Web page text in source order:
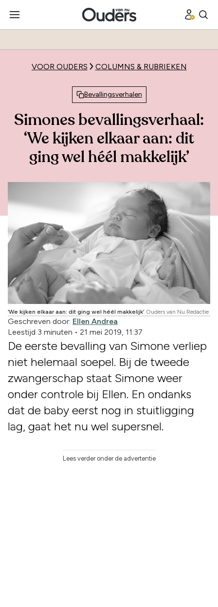
VOOR OUDERS COLUMNS & RUBRIEKEN
Bevallingsverhalen
Simones bevallingsverhaal:
‘We kijken elkaar aan: dit
ging wel héél makkelijk’
‘We kijken elkaar aan: dit ging wel héél makkelijk’ Ouders van Nu Redactie
Geschreven door: Ellen Andrea
Leestijd 3 minuten • 21 mei 2019, 11:37
De eerste bevalling van Simone verliep
niet helemaal soepel. Bij de tweede
zwangerschap staat Simone weer
onder controle bij Ellen. En ondanks
dat de baby eerst nog in stuitligging
lag, gaat het nu wel supersnel.
Lees verder onder de advertentie